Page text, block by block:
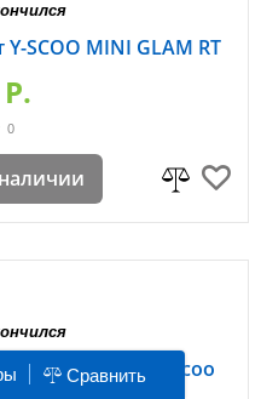
SCOO MINI GLAM RT
0
самокат Y-Scoo